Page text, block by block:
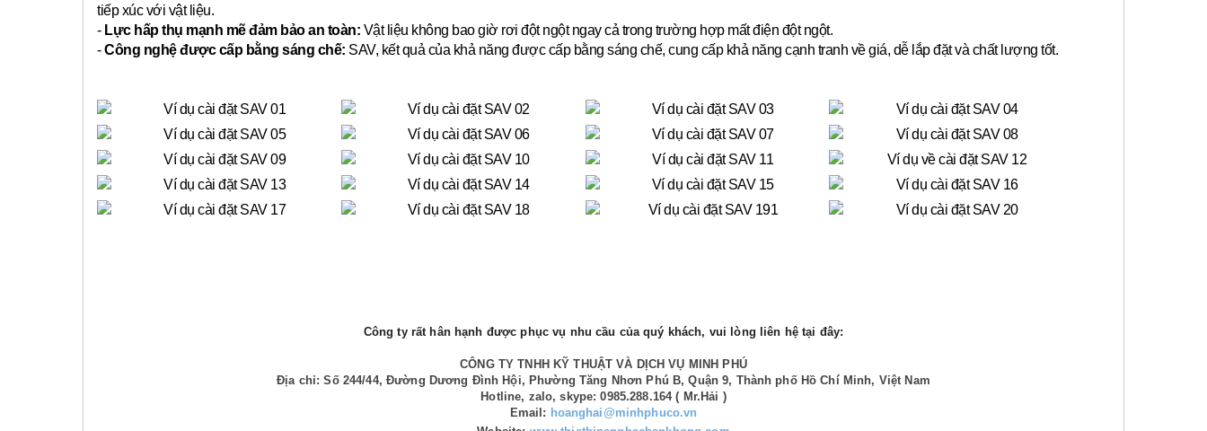
tiếp xúc với vật liệu.
- Lực hấp thụ mạnh mẽ đảm bảo an toàn: Vật liệu không bao giờ rơi đột ngột ngay cả trong trường hợp mất điện đột ngột.
-Công nghệ được cấp bằng sáng chế: SAV, kết quả của khả năng được cấp bằng sáng chế, cung cấp khả năng cạnh tranh về giá, dễ lắp đặt và chất lượng tốt.
Công ty rất hân hạnh được phục vụ nhu cầu của quý khách, vui lòng liên hệ tại đây:
CÔNG TY TNHH KỸ THUẬT VÀ DỊCH VỤ MINH PHÚ
Địa chỉ: Số 244/44, Đường Dương Đình Hội, Phường Tăng Nhơn Phú B, Quận 9, Thành phố Hồ Chí Minh, Việt Nam
Hotline, zalo, skype: 0985.288.164 ( Mr.Hải )
Email: hoanghai@minhphuco.vn